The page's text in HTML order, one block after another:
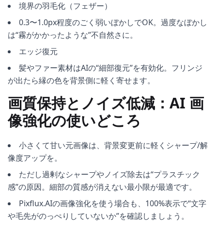
境界の羽毛化（フェザー）
0.3〜1.0px程度のごく弱いぼかしでOK。過度なぼかし
は“霧がかかったような”不自然さに。
エッジ復元
髪やファー素材はAIの“細部復元”を有効化。フリンジ
が出たら縁の色を背景側に軽く寄せます。
画質保持とノイズ低減：AI 画
像強化の使いどころ
小さくて甘い元画像は、背景変更前に軽くシャープ/解
像度アップを。
ただし過剰なシャープやノイズ除去は“プラスチック
感”の原因。細部の質感が消えない最小限が最適です。
Pixflux.AIの画像強化を使う場合も、100%表示で“文字
や毛先がのっぺりしていないか”を確認しましょう。